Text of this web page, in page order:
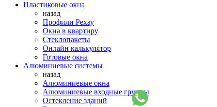
Пластиковые окна
назад
Профили Рехау
Окна в квартиру
Стеклопакеты
Онлайн калькулятор
Готовые окна
Алюминиевые системы
назад
Алюминиевые окна
Алюминиевые входные группы
Остекление зданий